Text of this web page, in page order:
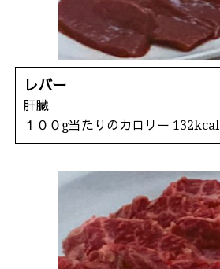
レバー
肝臓
１００g当たりのカロリー 132kcal